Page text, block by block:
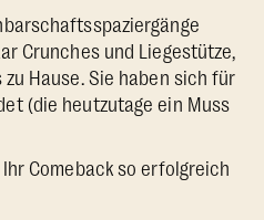
Crunches und Liegestütze,
Hause. Sie haben sich für
(die heutzutage ein Muss
Comeback so erfolgreich